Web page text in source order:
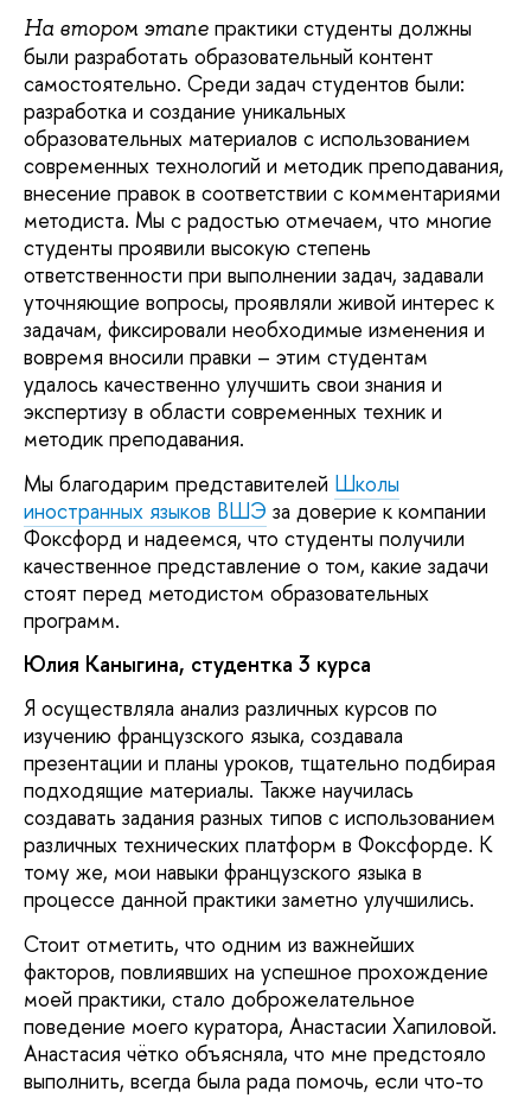
На втором этапе практики студенты должны
были разработать образовательный контент
самостоятельно. Среди задач студентов были:
разработка и создание уникальных
образовательных материалов с использованием
современных технологий и методик преподавания,
внесение правок в соответствии с комментариями
методиста. Мы с радостью отмечаем, что многие
студенты проявили высокую степень
ответственности при выполнении задач, задавали
уточняющие вопросы, проявляли живой интерес к
задачам, фиксировали необходимые изменения и
вовремя вносили правки – этим студентам
удалось качественно улучшить свои знания и
экспертизу в области современных техник и
методик преподавания.
Мы благодарим представителей Школы
иностранных языков ВШЭ за доверие к компании
Фоксфорд и надеемся, что студенты получили
качественное представление о том, какие задачи
стоят перед методистом образовательных
программ.
Юлия Каныгина, студентка 3 курса
Я осуществляла анализ различных курсов по
изучению французского языка, создавала
презентации и планы уроков, тщательно подбирая
подходящие материалы. Также научилась
создавать задания разных типов с использованием
различных технических платформ в Фоксфорде. К
тому же, мои навыки французского языка в
процессе данной практики заметно улучшились.
Стоит отметить, что одним из важнейших
факторов, повлиявших на успешное прохождение
моей практики, стало доброжелательное
поведение моего куратора, Анастасии Хапиловой.
Анастасия чётко объясняла, что мне предстояло
выполнить, всегда была рада помочь, если что-то